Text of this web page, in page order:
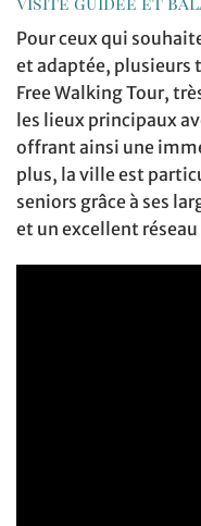
Pour ceux qui
et adaptée, plusieurs
Free Walking Tour,
les lieux principaux
offrant ainsi une
plus, la ville est
seniors grâce à ses
et un excellent